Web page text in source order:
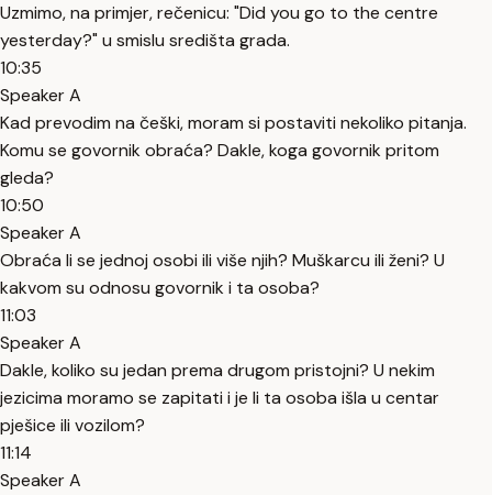
Uzmimo, na primjer, rečenicu: "Did you go to the centre
yesterday?" u smislu središta grada.
10:35
Speaker A
Kad prevodim na češki, moram si postaviti nekoliko pitanja.
Komu se govornik obraća? Dakle, koga govornik pritom
gleda?
10:50
Speaker A
Obraća li se jednoj osobi ili više njih? Muškarcu ili ženi? U
kakvom su odnosu govornik i ta osoba?
11:03
Speaker A
Dakle, koliko su jedan prema drugom pristojni? U nekim
jezicima moramo se zapitati i je li ta osoba išla u centar
pješice ili vozilom?
11:14
Speaker A